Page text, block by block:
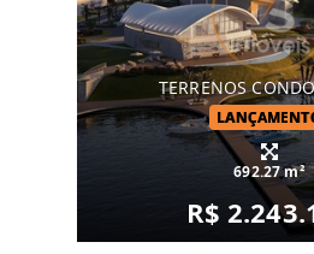
TERRENOS
692.27 m²
R$